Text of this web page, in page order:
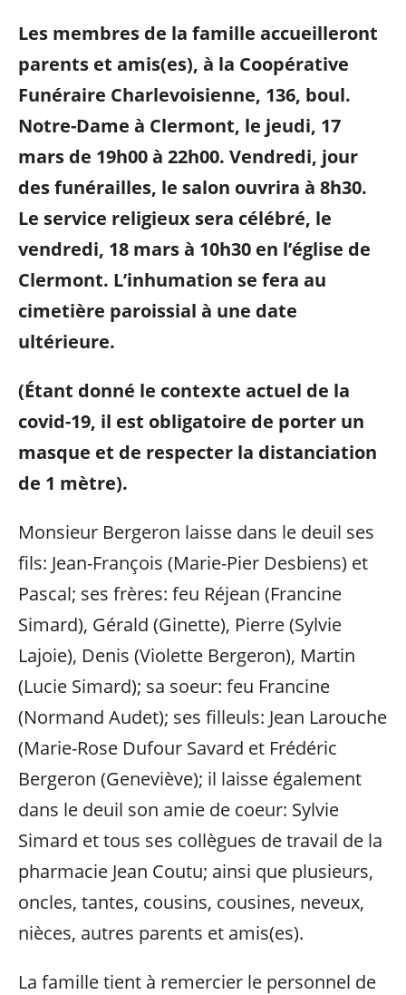
Les membres de la famille accueilleront
parents et amis(es), à la Coopérative
Funéraire Charlevoisienne, 136, boul.
Notre-Dame à Clermont, le jeudi, 17
mars de 19h00 à 22h00. Vendredi, jour
des funérailles, le salon ouvrira à 8h30.
Le service religieux sera célébré, le
vendredi, 18 mars à 10h30 en l’église de
Clermont. L’inhumation se fera au
cimetière paroissial à une date
ultérieure.
(Étant donné le contexte actuel de la
covid-19, il est obligatoire de porter un
masque et de respecter la distanciation
de 1 mètre).
Monsieur Bergeron laisse dans le deuil ses
fils: Jean-François (Marie-Pier Desbiens) et
Pascal; ses frères: feu Réjean (Francine
Simard), Gérald (Ginette), Pierre (Sylvie
Lajoie), Denis (Violette Bergeron), Martin
(Lucie Simard); sa soeur: feu Francine
(Normand Audet); ses filleuls: Jean Larouche
(Marie-Rose Dufour Savard et Frédéric
Bergeron (Geneviève); il laisse également
dans le deuil son amie de coeur: Sylvie
Simard et tous ses collègues de travail de la
pharmacie Jean Coutu; ainsi que plusieurs,
oncles, tantes, cousins, cousines, neveux,
nièces, autres parents et amis(es).
La famille tient à remercier le personnel de